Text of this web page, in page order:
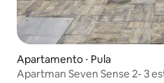
Apartamento ⋅ Pula
Apartman Seven Sense 2- 3